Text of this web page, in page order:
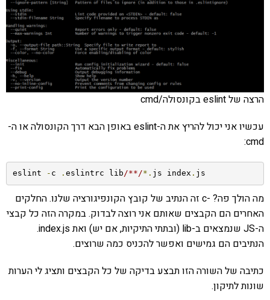
הרצה של eslint בקונסולה/cmd
עכשיו אני יכול להריץ את ה-eslint באופן הבא דרך הקונסולה או ה-
cmd:
eslint - c . eslintrc lib/**/*. js index . js
מה הולך פה? -c זה הנתיב של קובץ הקונפיגורציה שלנו. החלקים
האחרים הם הקבצים שאותם אני רוצה לבדוק. במקרה הזה כל קבצי
ה-JS שנמצאים ב-lib (ובתתי התיקיות, אם יש) ואת index.js.
הנתיבים הם גמישים ואפשר להכניס כמה שרוצים.
כתיבה של השורה הזו תבצע בדיקה של כל הקבצים ותציג לי הערות
שונות לתיקון.